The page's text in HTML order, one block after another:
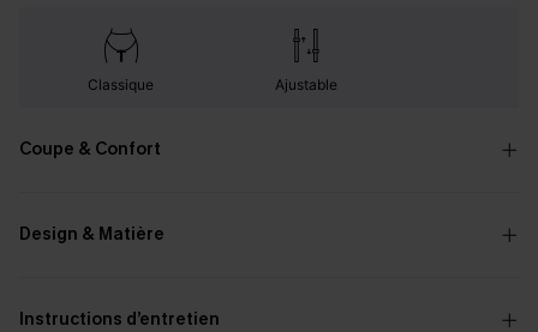
Classique Ajustable
Coupe & Confort
Design & Matière
Instructions d’entretien